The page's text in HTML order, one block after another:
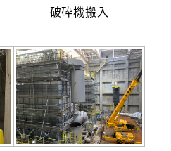
破砕機搬入